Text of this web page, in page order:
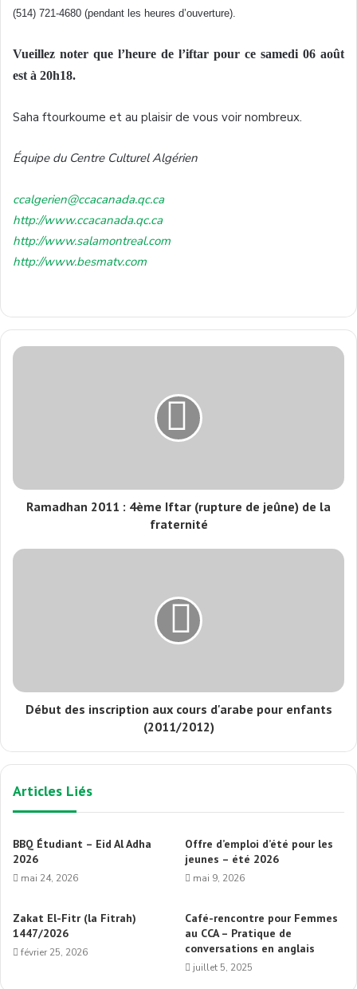
(514) 721-4680 (pendant les heures d’ouverture).
Vueillez noter que l’heure de l’iftar pour ce samedi 06 août
est à 20h18.
Saha ftourkoume et au plaisir de vous voir nombreux.
Équipe du Centre Culturel Algérien
ccalgerien@ccacanada.qc.ca
http://www.ccacanada.qc.ca
http://www.salamontreal.com
http://www.besmatv.com
Ramadhan 2011 : 4ème Iftar (rupture de jeûne) de la
fraternité
Début des inscription aux cours d'arabe pour enfants
(2011/2012)
Articles Liés
BBQ Étudiant – Eid Al Adha
2026
mai 24, 2026
Offre d’emploi d’été pour les
jeunes – été 2026
mai 9, 2026
Zakat El-Fitr (la Fitrah)
1447/2026
février 25, 2026
Café-rencontre pour Femmes
au CCA – Pratique de
conversations en anglais
juillet 5, 2025